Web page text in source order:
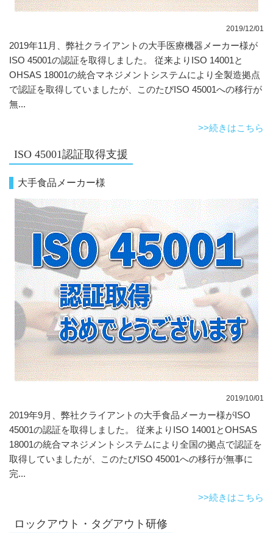
2019/12/01
2019年11月、弊社クライアントの大手医療機器メーカー様が
ISO 45001の認証を取得しました。 従来よりISO 14001と
OHSAS 18001の統合マネジメントシステムにより全製造拠点
で認証を取得していましたが、このたびISO 45001への移行が
無...
>>続きはこちら
ISO 45001認証取得支援
大手食品メーカー様
2019/10/01
2019年9月、弊社クライアントの大手食品メーカー様がISO
45001の認証を取得しました。 従来よりISO 14001とOHSAS
18001の統合マネジメントシステムにより全国の拠点で認証を
取得していましたが、このたびISO 45001への移行が無事に
完...
>>続きはこちら
ロックアウト・タグアウト研修